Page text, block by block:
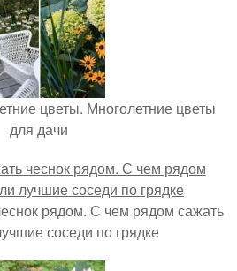
цветы. Многолетние цветы
для дачи
рядом. С чем рядом сажать
соседи по грядке